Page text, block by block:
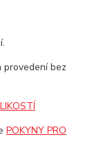
provedení bez
POKYNY PRO